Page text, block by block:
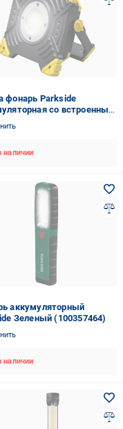
фонарь Parkside
со встроенным
3500 мАч 20 Вт
наличии
аккумуляторный
Зеленый (100357464)
наличии